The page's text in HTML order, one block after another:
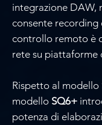
integrazione DAW,
consente recording
controllo remoto è
rete su piattaforme
Rispetto al modello
modello SQ6+
potenza di